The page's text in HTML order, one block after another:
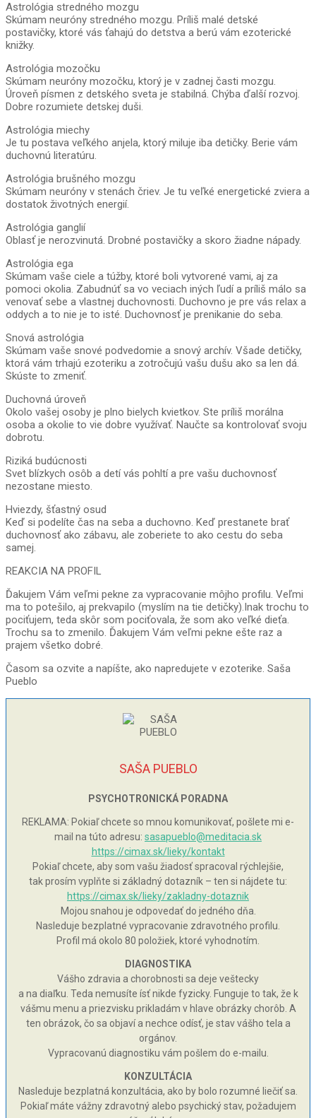
Astrológia stredného mozgu
Skúmam neuróny stredného mozgu. Príliš malé detské
postavičky, ktoré vás ťahajú do detstva a berú vám ezoterické
knižky.
Astrológia mozočku
Skúmam neuróny mozočku, ktorý je v zadnej časti mozgu.
Úroveň písmen z detského sveta je stabilná. Chýba ďalší rozvoj.
Dobre rozumiete detskej duši.
Astrológia miechy
Je tu postava veľkého anjela, ktorý miluje iba detičky. Berie vám
duchovnú literatúru.
Astrológia brušného mozgu
Skúmam neuróny v stenách čriev. Je tu veľké energetické zviera a
dostatok životných energií.
Astrológia ganglií
Oblasť je nerozvinutá. Drobné postavičky a skoro žiadne nápady.
Astrológia ega
Skúmam vaše ciele a túžby, ktoré boli vytvorené vami, aj za
pomoci okolia. Zabudnúť sa vo veciach iných ľudí a príliš málo sa
venovať sebe a vlastnej duchovnosti. Duchovno je pre vás relax a
oddych a to nie je to isté. Duchovnosť je prenikanie do seba.
Snová astrológia
Skúmam vaše snové podvedomie a snový archív. Všade detičky,
ktorá vám trhajú ezoteriku a zotročujú vašu dušu ako sa len dá.
Skúste to zmeniť.
Duchovná úroveň
Okolo vašej osoby je plno bielych kvietkov. Ste príliš morálna
osoba a okolie to vie dobre využívať. Naučte sa kontrolovať svoju
dobrotu.
Riziká budúcnosti
Svet blízkych osôb a detí vás pohltí a pre vašu duchovnosť
nezostane miesto.
Hviezdy, šťastný osud
Keď si podelíte čas na seba a duchovno. Keď prestanete brať
duchovnosť ako zábavu, ale zoberiete to ako cestu do seba
samej.
REAKCIA NA PROFIL
Ďakujem Vám veľmi pekne za vypracovanie môjho profilu. Veľmi
ma to potešilo, aj prekvapilo (myslím na tie detičky).Inak trochu to
pociťujem, teda skôr som pociťovala, že som ako veľké dieťa.
Trochu sa to zmenilo. Ďakujem Vám veľmi pekne ešte raz a
prajem všetko dobré.
Časom sa ozvite a napíšte, ako napredujete v ezoterike. Saša
Pueblo
SAŠA PUEBLO
PSYCHOTRONICKÁ PORADNA
REKLAMA: Pokiaľ chcete so mnou komunikovať, pošlete mi e-
mail na túto adresu: sasapueblo@meditacia.sk
https://cimax.sk/lieky/kontakt
Pokiaľ chcete, aby som vašu žiadosť spracoval rýchlejšie,
tak prosím vyplňte si základný dotazník – ten si nájdete tu:
https://cimax.sk/lieky/zakladny-dotaznik
Mojou snahou je odpovedať do jedného dňa.
Nasleduje bezplatné vypracovanie zdravotného profilu.
Profil má okolo 80 položiek, ktoré vyhodnotím.
DIAGNOSTIKA
Vášho zdravia a chorobnosti sa deje veštecky
a na diaľku. Teda nemusíte ísť nikde fyzicky. Funguje to tak, že k
vášmu menu a priezvisku prikladám v hlave obrázky chorôb. A
ten obrázok, čo sa objaví a nechce odísť, je stav vášho tela a
orgánov.
Vypracovanú diagnostiku vám pošlem do e-mailu.
KONZULTÁCIA
Nasleduje bezplatná konzultácia, ako by bolo rozumné liečiť sa.
Pokiaľ máte vážny zdravotný alebo psychický stav, požadujem